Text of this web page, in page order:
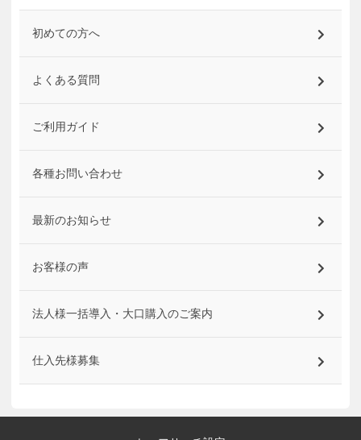
初めての方へ
よくある質問
ご利用ガイド
各種お問い合わせ
最新のお知らせ
お客様の声
法人様一括導入・大口購入のご案内
仕入先様募集